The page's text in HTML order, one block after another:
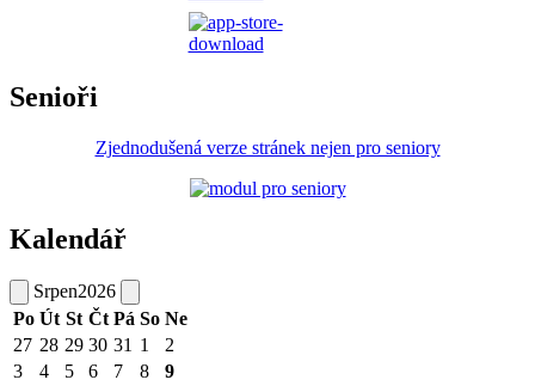
Senioři
Zjednodušená verze stránek nejen pro seniory
Kalendář
Srpen2026
Po Út St Čt Pá So Ne
27 28 29 30 31 1
2
3
4 5 6 7 8
9